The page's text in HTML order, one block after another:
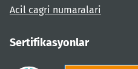
Acil cagri numaralari
Sertifikasyonlar